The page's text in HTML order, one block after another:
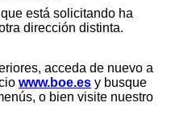
está solicitando ha
dirección distinta.
acceda de nuevo a
www.boe.es y busque
o bien visite nuestro